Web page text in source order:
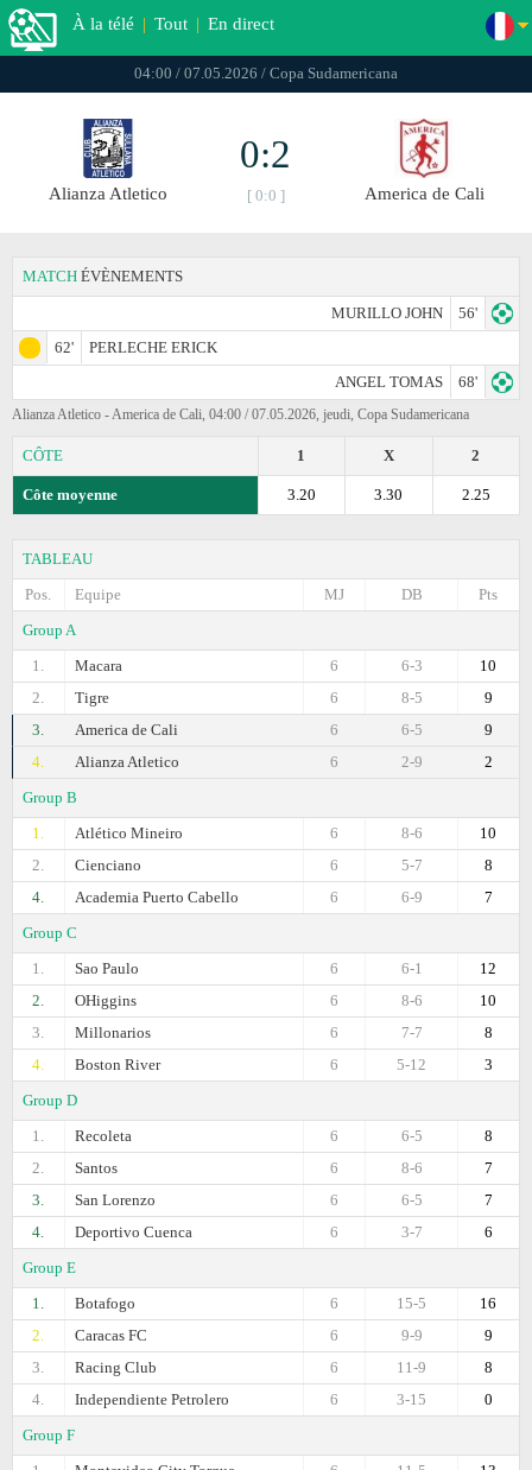
À la télé | Tout | En direct
04:00 / 07.05.2026 / Copa Sudamericana
Alianza Atletico
0:2
[ 0:0 ] America de Cali
MATCH ÉVÈNEMENTS
MURILLO JOHN
56'
62'
PERLECHE ERICK
ANGEL TOMAS
68'
Alianza Atletico - America de Cali, 04:00 / 07.05.2026, jeudi, Copa Sudamericana
CÔTE 2
X
1
Côte moyenne 2.25
3.30
3.20
TABLEAU
Pos.
Equipe Pts
DB
MJ
Group A
1.
Macara 10
6-3
6
2.
Tigre 9
8-5
6
3.
America de Cali 9
6-5
6
4.
Alianza Atletico 2
2-9
6
Group B
1.
Atlético Mineiro 10
8-6
6
2.
Cienciano 8
5-7
6
4.
Academia Puerto Cabello 7
6-9
6
Group C
1.
Sao Paulo 12
6-1
6
2.
OHiggins 10
8-6
6
3.
Millonarios 8
7-7
6
4.
Boston River 3
5-12
6
Group D
1.
Recoleta 8
6-5
6
2.
Santos 7
8-6
6
3.
San Lorenzo 7
6-5
6
4.
Deportivo Cuenca 6
3-7
6
Group E
1.
Botafogo 16
15-5
6
2.
Caracas FC 9
9-9
6
3.
Racing Club 8
11-9
6
4.
Independiente Petrolero 0
3-15
6
Group F